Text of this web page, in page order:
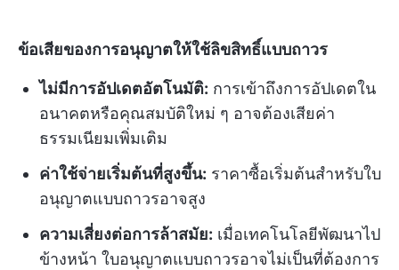
ข้อเสียของการอนุญาตให้ใช้ลิขสิทธิ์แบบถาวร
ไม่มีการอัปเดตอัตโนมัติ: การเข้าถึงการอัปเดตใน
อนาคตหรือคุณสมบัติใหม่ ๆ อาจต้องเสียค่า
ธรรมเนียมเพิ่มเติม
ค่าใช้จ่ายเริ่มต้นที่สูงขึ้น: ราคาซื้อเริ่มต้นสำหรับใบ
อนุญาตแบบถาวรอาจสูง
ความเสี่ยงต่อการล้าสมัย: เมื่อเทคโนโลยีพัฒนาไป
ข้างหน้า ใบอนุญาตแบบถาวรอาจไม่เป็นที่ต้องการ